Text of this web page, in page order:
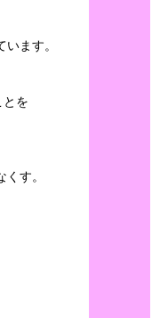
ます。
とを
す。